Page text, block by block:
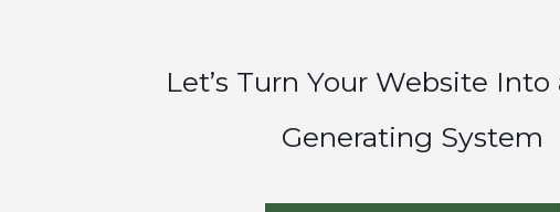
Let’s Turn Your Website Into
Generating System